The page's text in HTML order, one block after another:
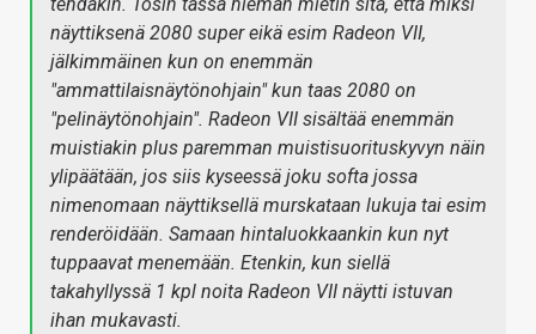
näyttiksenä 2080 super eikä esim Radeon VII,
jälkimmäinen kun on enemmän
"ammattilaisnäytönohjain" kun taas 2080 on
"pelinäytönohjain". Radeon VII sisältää enemmän
muistiakin plus paremman muistisuorituskyvyn näin
ylipäätään, jos siis kyseessä joku softa jossa
nimenomaan näyttiksellä murskataan lukuja tai esim
renderöidään. Samaan hintaluokkaankin kun nyt
tuppaavat menemään. Etenkin, kun siellä
takahyllyssä 1 kpl noita Radeon VII näytti istuvan
ihan mukavasti.